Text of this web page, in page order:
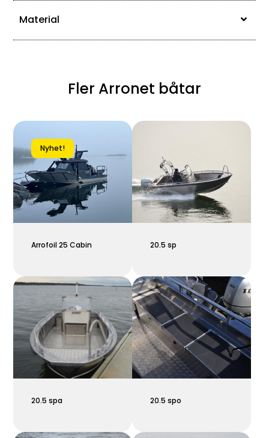
Material
Fler Arronet båtar
Nyhet!
Arrofoil 25 Cabin 20.5 sp
20.5 spa 20.5 spo